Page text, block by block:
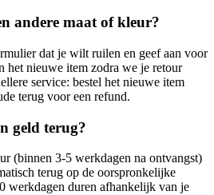
andere maat of kleur?
dat je wilt ruilen en geef aan voor
het nieuwe item zodra we je retour
service: bestel het nieuwe item
terug voor een refund.
geld terug?
(binnen 3-5 werkdagen na ontvangst)
terug op de oorspronkelijke
werkdagen duren afhankelijk van je